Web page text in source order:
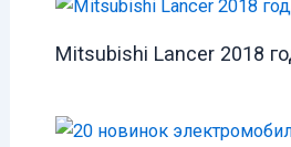
Mitsubishi Lancer 2018